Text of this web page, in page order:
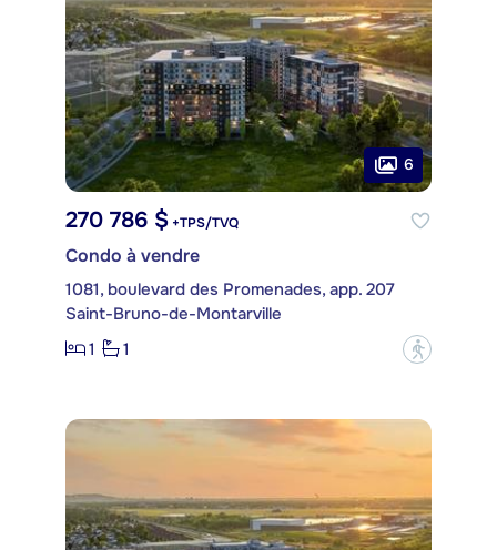
6
270 786 $ +TPS/TVQ
Condo à vendre
1081, boulevard des Promenades, app. 207
Saint-Bruno-de-Montarville
1
1 ?